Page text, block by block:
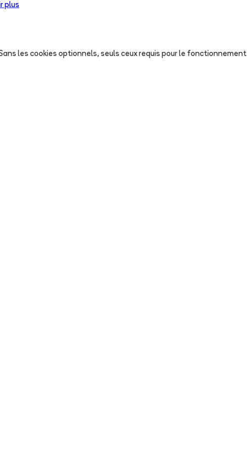
plus
les cookies optionnels, seuls ceux requis pour le fonctionnement